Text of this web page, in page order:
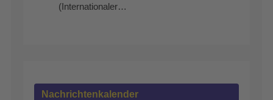
(Internationaler…
Nachrichtenkalender